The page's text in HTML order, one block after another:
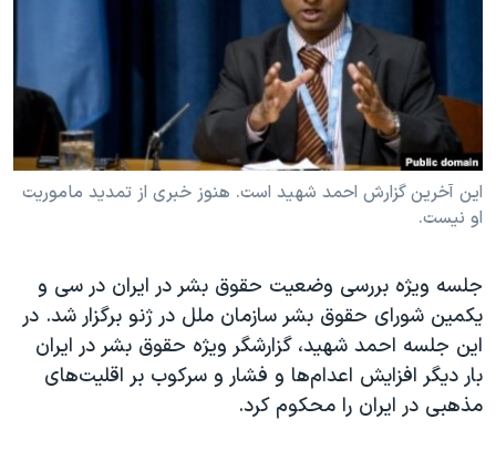
فرهنگ و زندگی
حقوق شهروندی
اقتصادی
علم و فناوری
اسرائیل در جنگ
گالری عکس
انتخابات ریاست جمهوری آمریکا ۲۰۲۴
حمله جمهوری اسلامی به اسرائیل
رمز مهسا
ورزش زنان در ایران
اعتراضات زن، زندگی، آزادی
تریبونال مردمی آبان ۹۸
دادگاه حمید نوری
چهل سال گروگان‌گیری
قانون شفافیت دارائی کادر رهبری ایران
زبانهای مختلف
این آخرین گزارش احمد شهید است. هنوز خبری از تمدید ماموریت
او نیست.
جلسه ویژه بررسی وضعیت حقوق بشر در ایران در سی و
یکمین شورای حقوق بشر سازمان ملل در ژنو برگزار شد. در
این جلسه احمد شهید، گزارشگر ویژه حقوق بشر در ایران
بار دیگر افزایش اعدام‌ها و فشار و سرکوب بر اقلیت‌های
مذهبی در ایران را محکوم کرد.